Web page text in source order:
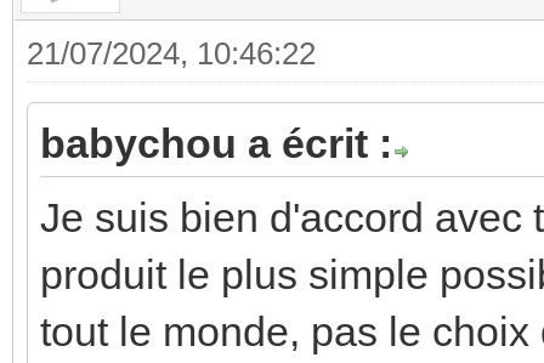
21/07/2024, 10:46:22
babychou a écrit :
Je suis bien d'accord avec
produit le plus simple
tout le monde, pas le